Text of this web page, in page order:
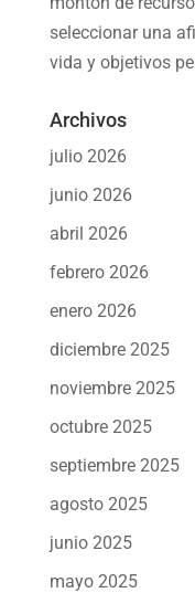
seleccionar una
vida y objetivos
Archivos
julio 2026
junio 2026
abril 2026
febrero 2026
enero 2026
diciembre 2025
noviembre 2025
octubre 2025
septiembre 2025
agosto 2025
junio 2025
mayo 2025